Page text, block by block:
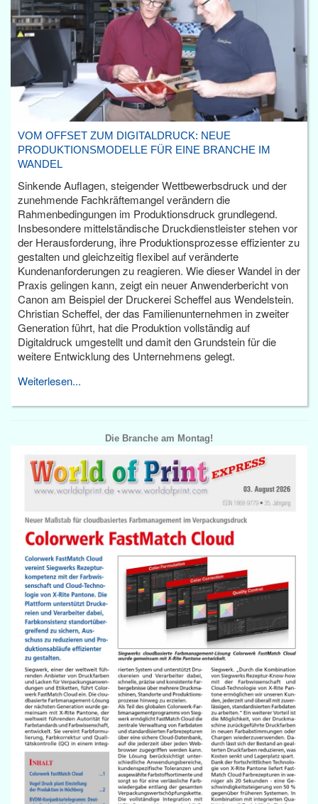
VOM OFFSET ZUM DIGITALDRUCK: NEUE
PRODUKTIONSMODELLE FÜR EINE BRANCHE IM
WANDEL
Sinkende Auflagen, steigender Wettbewerbsdruck und der
zunehmende Fachkräftemangel verändern die
Rahmenbedingungen im Produktionsdruck grundlegend.
Insbesondere mittelständische Druckdienstleister stehen vor
der Herausforderung, ihre Produktionsprozesse effizienter zu
gestalten und gleichzeitig flexibel auf veränderte
Kundenanforderungen zu reagieren. Wie dieser Wandel in der
Praxis gelingen kann, zeigt ein neuer Anwenderbericht von
Canon am Beispiel der Druckerei Scheffel aus Wendelstein.
Christian Scheffel, der das Familienunternehmen in zweiter
Generation führt, hat die Produktion vollständig auf
Digitaldruck umgestellt und damit den Grundstein für die
weitere Entwicklung des Unternehmens gelegt.
Weiterlesen...
Die Branche am Montag!